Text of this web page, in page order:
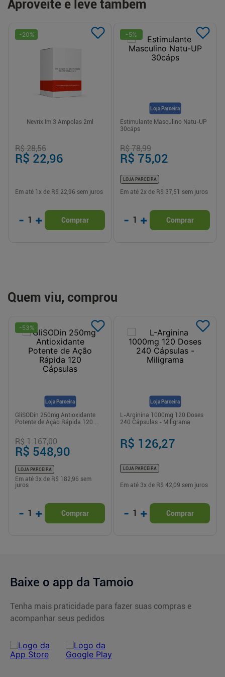
Aproveite e leve também
-20%
Nevrix Im 3 Ampolas 2ml
R$ 28,56
R$ 22,96
Em até 1 x de R$ 22,96 sem juros
- 1 + Comprar
Loja Parceira
-5%
Estimulante Masculino Natu-UP
30cáps
R$ 78,99
R$ 75,02
LOJA PARCEIRA
Em até 2x de R$ 37,51 sem juros
- 1 + Comprar
Quem viu, comprou
Loja Parceira
-53%
GliSODin 250mg Antioxidante
Potente de Ação Rápida 120
R$ 1.167,00
R$ 548,90
LOJA PARCEIRA
Em até 3x de R$ 182,96 sem
juros
- 1 + Comprar
Loja Parceira
L-Arginina 1000mg 120 Doses
240 Cápsulas - Miligrama
R$ 126,27
LOJA PARCEIRA
Em até 3x de R$ 42,09 sem juros
- 1 + Comprar
Baixe o app da Tamoio
Tenha mais praticidade para fazer suas compras e
acompanhar seus pedidos